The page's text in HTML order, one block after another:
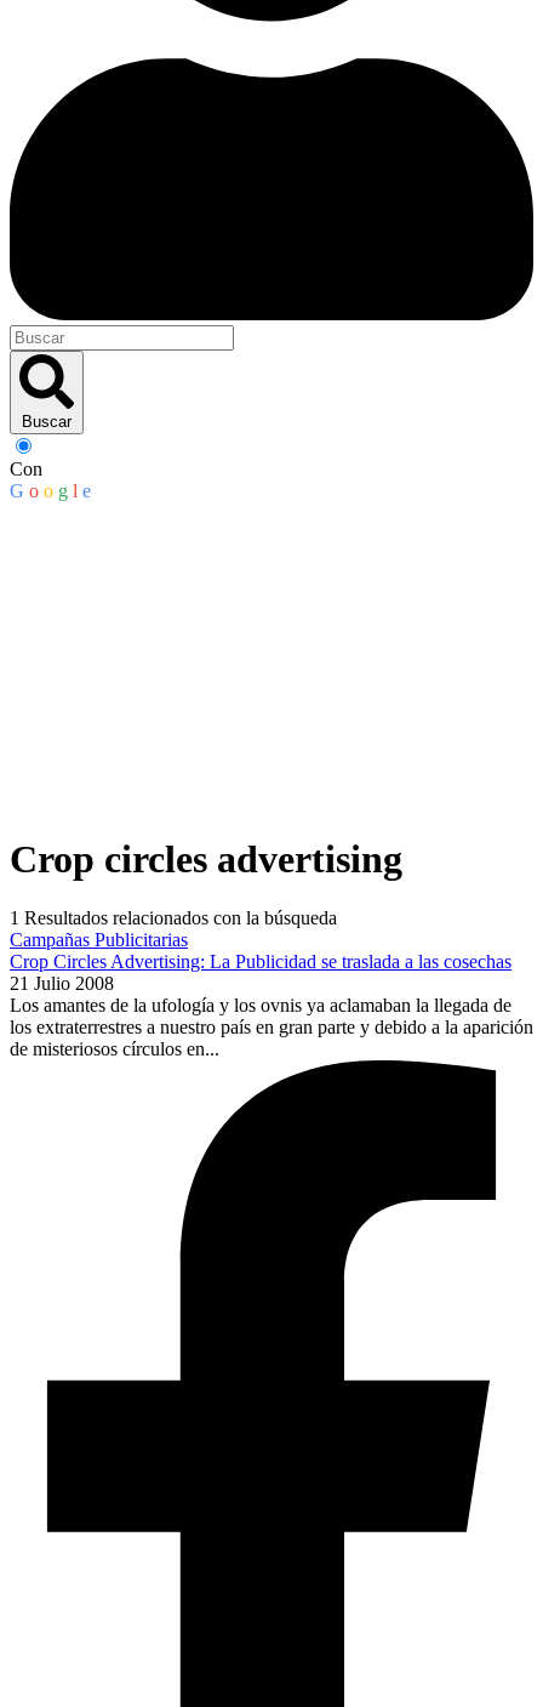
Buscar
Con
G o o g l e
Crop circles advertising
1 Resultados relacionados con la búsqueda
Campañas Publicitarias
Crop Circles Advertising: La Publicidad se traslada a las cosechas
21 Julio 2008
Los amantes de la ufología y los ovnis ya aclamaban la llegada de
los extraterrestres a nuestro país en gran parte y debido a la aparición
de misteriosos círculos en...